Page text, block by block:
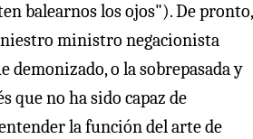
balearnos los ojos"). De pronto,
ministro negacionista
demonizado, o la sobrepasada y
que no ha sido capaz de
la función del arte de